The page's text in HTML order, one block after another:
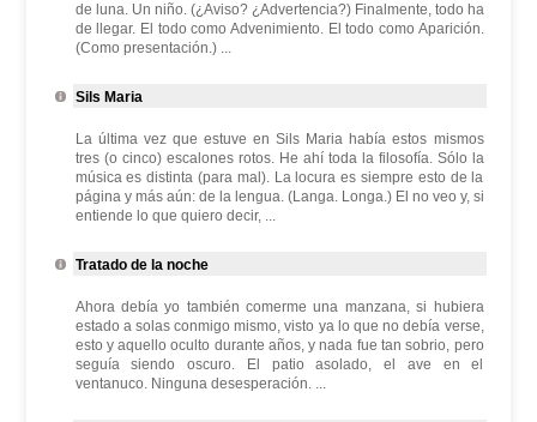
de luna. Un niño. (¿Aviso? ¿Advertencia?) Finalmente, todo ha
de llegar. El todo como Advenimiento. El todo como Aparición.
(Como presentación.) ...
Sils Maria
La última vez que estuve en Sils Maria había estos mismos
tres (o cinco) escalones rotos. He ahí toda la filosofía. Sólo la
música es distinta (para mal). La locura es siempre esto de la
página y más aún: de la lengua. (Langa. Longa.) El no veo y, si
entiende lo que quiero decir, ...
Tratado de la noche
Ahora debía yo también comerme una manzana, si hubiera
estado a solas conmigo mismo, visto ya lo que no debía verse,
esto y aquello oculto durante años, y nada fue tan sobrio, pero
seguía siendo oscuro. El patio asolado, el ave en el
ventanuco. Ninguna desesperación. ...